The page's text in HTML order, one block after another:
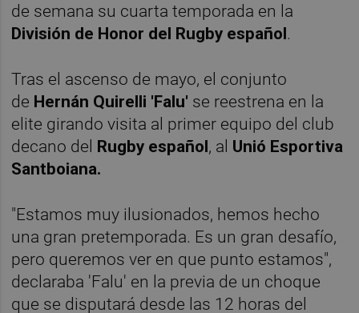
de semana su cuarta temporada en la
División de Honor del Rugby español.
Tras el ascenso de mayo, el conjunto
de Hernán Quirelli 'Falu' se reestrena en la
elite girando visita al primer equipo del club
decano del Rugby español, al Unió Esportiva
Santboiana.
"Estamos muy ilusionados, hemos hecho
una gran pretemporada. Es un gran desafío,
pero queremos ver en que punto estamos",
declaraba 'Falu' en la previa de un choque
que se disputará desde las 12 horas del